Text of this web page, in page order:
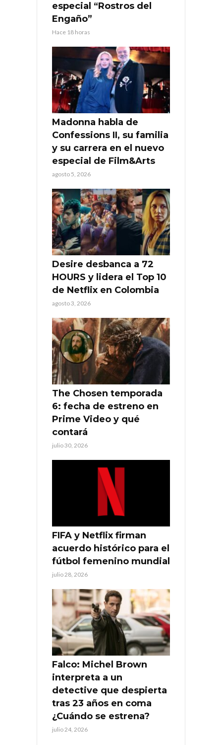
especial “Rostros del
Engaño”
Hace 18 horas
Madonna habla de
Confessions II, su familia
y su carrera en el nuevo
especial de Film&Arts
agosto 5, 2026
Desire desbanca a 72
HOURS y lidera el Top 10
de Netflix en Colombia
agosto 3, 2026
The Chosen temporada
6: fecha de estreno en
Prime Video y qué
contará
julio 30, 2026
FIFA y Netflix firman
acuerdo histórico para el
fútbol femenino mundial
julio 28, 2026
Falco: Michel Brown
interpreta a un
detective que despierta
tras 23 años en coma
¿Cuándo se estrena?
julio 24, 2026